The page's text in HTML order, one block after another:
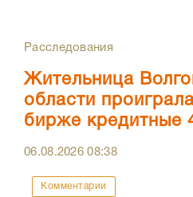
Расследования
Жительница
области
бирже кредитные
06.08.202608:38
Комментарии